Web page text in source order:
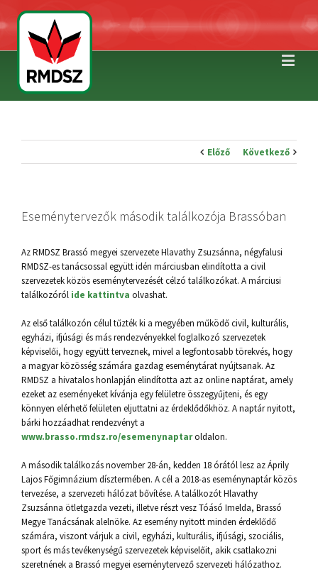
Előző Következő
Eseménytervezők második találkozója Brassóban
Az RMDSZ Brassó megyei szervezete Hlavathy Zsuzsánna, négyfalusi
RMDSZ-es tanácsossal együtt idén márciusban elindította a civil
szervezetek közös eseménytervezését célzó találkozókat. A márciusi
találkozóról ide kattintva olvashat.
Az első találkozón célul tűzték ki a megyében működő civil, kulturális,
egyházi, ifjúsági és más rendezvényekkel foglalkozó szervezetek
képviselői, hogy együtt terveznek, mivel a legfontosabb törekvés, hogy
a magyar közösség számára gazdag eseménytárat nyújtsanak. Az
RMDSZ a hivatalos honlapján elindította azt az online naptárat, amely
ezeket az eseményeket kívánja egy felületre összegyűjteni, és egy
könnyen elérhető felületen eljuttatni az érdeklődőkhöz. A naptár nyitott,
bárki hozzáadhat rendezvényt a
www.brasso.rmdsz.ro/esemenynaptaroldalon.
A második találkozás november 28-án, kedden 18 órától lesz az Áprily
Lajos Főgimnázium dísztermében. A cél a 2018-as eseménynaptár közös
tervezése, a szervezeti hálózat bővítése. A találkozót Hlavathy
Zsuzsánna ötletgazda vezeti, illetve részt vesz Tóásó Imelda, Brassó
Megye Tanácsának alelnöke. Az esemény nyitott minden érdeklődő
számára, viszont várjuk a civil, egyházi, kulturális, ifjúsági, szociális,
sport és más tevékenységű szervezetek képviselőit, akik csatlakozni
szeretnének a Brassó megyei eseménytervező szervezeti hálózathoz.